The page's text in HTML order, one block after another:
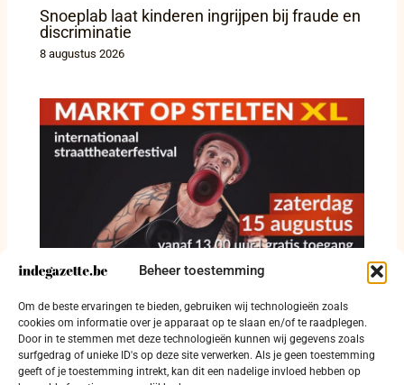
Beheer toestemming
Om de beste ervaringen te bieden, gebruiken wij technologieën zoals
cookies om informatie over je apparaat op te slaan en/of te raadplegen.
Door in te stemmen met deze technologieën kunnen wij gegevens zoals
surfgedrag of unieke ID's op deze site verwerken. Als je geen toestemming
geeft of je toestemming intrekt, kan dit een nadelige invloed hebben op
Snoeplab laat kinderen ingrijpen bij fraude en
discriminatie
8 augustus 2026
Straattheater krijgt vrije baan op Grote Markt
in Diksmuide
8 augustus 2026